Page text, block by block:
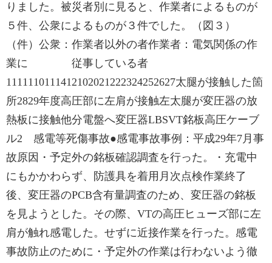
りました。被災者別に見ると、作業者によるものが
５件、公衆によるものが３件でした。（図３）
（件）公衆：作業者以外の者作業者：電気関係の作
業に 従事している者
1111110111412102021222324252627太腿が接触した箇
所2829年度高圧部に左肩が接触左太腿が変圧器の放
熱板に接触他分電盤へ変圧器LBSVT銘板高圧ケーブ
ル2 感電等死傷事故●感電事故事例：平成29年7月事
故原因・予定外の銘板確認調査を行った。・充電中
にもかかわらず、防護具を着用月次点検作業終了
後、変圧器のPCB含有量調査のため、変圧器の銘板
を見ようとした。その際、VTの高圧ヒューズ部に左
肩が触れ感電した。せずに近接作業を行った。感電
事故防止のために・予定外の作業は行わないよう徹